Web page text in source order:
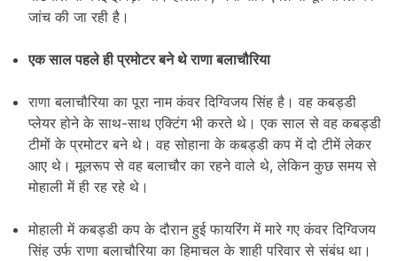
जांच की जा रही है।
एक साल पहले ही प्रमोटर बने थे राणा बलाचौरिया
राणा बलाचौरिया का पूरा नाम कंवर दिग्विजय सिंह है। वह कबड्डी
प्लेयर होने के साथ-साथ एक्टिंग भी करते थे। एक साल से वह कबड्डी
टीमों के प्रमोटर बने थे। वह सोहाना के कबड्डी कप में दो टीमें लेकर
आए थे। मूलरूप से वह बलाचौर का रहने वाले थे, लेकिन कुछ समय से
मोहाली में ही रह रहे थे।
मोहाली में कबड्डी कप के दौरान हुई फायरिंग में मारे गए कंवर दिग्विजय
सिंह उर्फ राणा बलाचौरिया का हिमाचल के शाही परिवार से संबंध था।